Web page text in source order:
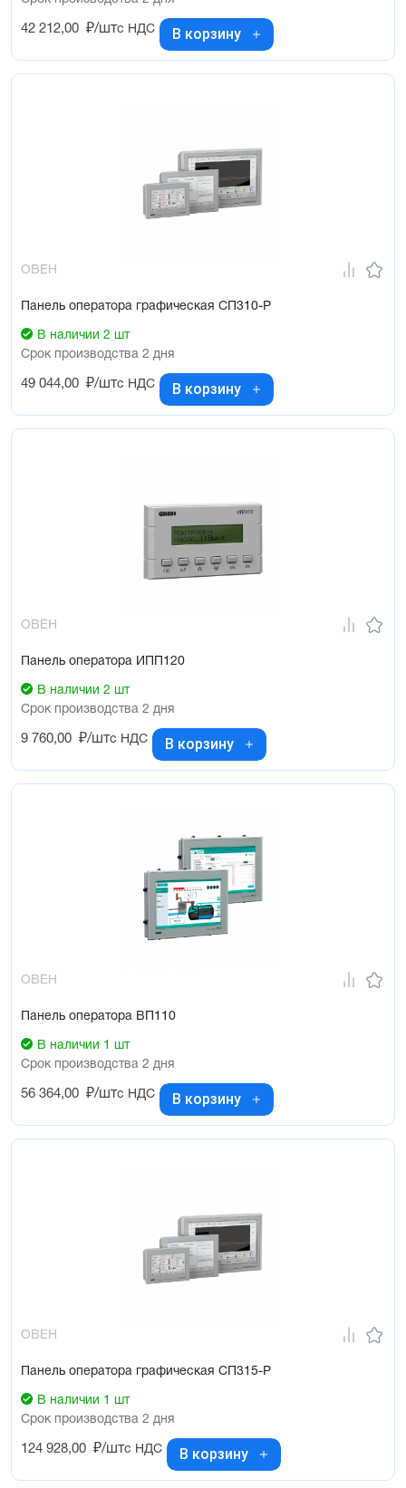
42 212,00 ₽/штс НДС В корзину
ОВЕН
Панель оператора графическая СП310-Р
В наличии 2 шт
Срок производства 2 дня
49 044,00 ₽/штс НДС В корзину
ОВЕН
Панель оператора ИПП120
В наличии 2 шт
Срок производства 2 дня
9 760,00 ₽/штс НДС В корзину
ОВЕН
Панель оператора ВП110
В наличии 1 шт
Срок производства 2 дня
56 364,00 ₽/штс НДС В корзину
ОВЕН
Панель оператора графическая СП315-Р
В наличии 1 шт
Срок производства 2 дня
124 928,00 ₽/штс НДС В корзину